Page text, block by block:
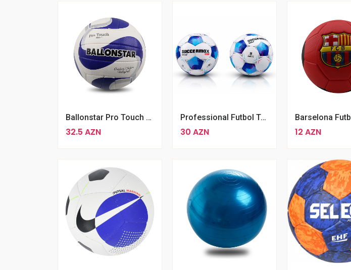
Ballonstar Pro Touch Voleybol Topu V58L-3
32.5 AZN
Professional Futbol Topu No Futbol Topu
30 AZN 12 AZN